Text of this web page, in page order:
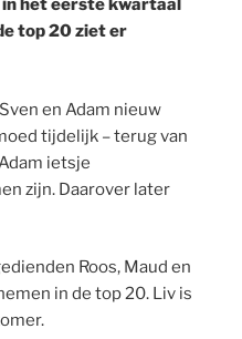
het eerste kwartaal
top 20 ziet er
en Adam nieuw
tijdelijk – terug van
ietsje
zijn. Daarover later
Roos, Maud en
in de top 20. Liv is